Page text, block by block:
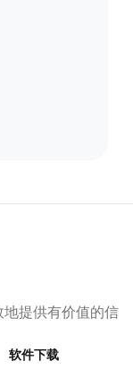
提供有价值的信
软件下载